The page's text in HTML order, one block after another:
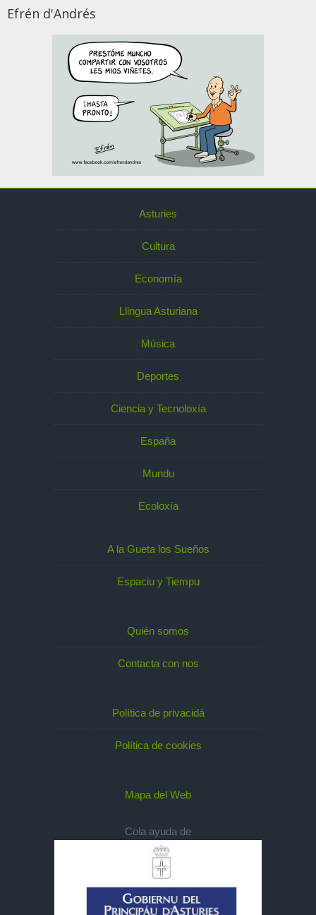
Efrén d'Andrés
Asturies
Cultura
Economía
Llingua Asturiana
Música
Deportes
Ciencia y Tecnoloxía
España
Mundu
Ecoloxía
A la Gueta los Sueños
Espaciu y Tiempu
Quién somos
Contacta con nos
Política de privacidá
Política de cookies
Mapa del Web
Cola ayuda de